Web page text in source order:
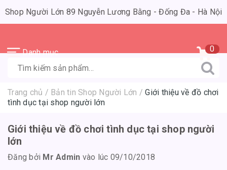
Shop Người Lớn 89 Nguyễn Lương Bằng - Đống Đa - Hà Nội
Danh mục 0
Trang chủ / Bản tin Shop Người Lớn /Giới thiệu về đồ chơi
tình dục tại shop người lớn
Giới thiệu về đồ chơi tình dục tại shop người
lớn
Đăng bởi Mr Admin vào lúc 09/10/2018